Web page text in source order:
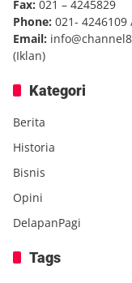
Fax: 021 – 4245829
Phone: 021- 4246109
Email:
(Iklan)
Kategori
Berita
Historia
Bisnis
Opini
DelapanPagi
Tags